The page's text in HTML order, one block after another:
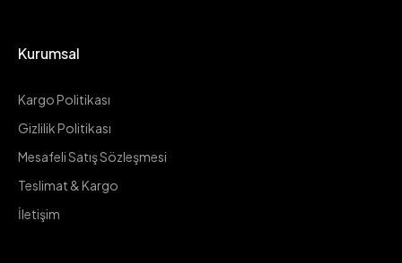
Kurumsal
Kargo Politikası
Gizlilik Politikası
Mesafeli Satış Sözleşmesi
Teslimat & Kargo
İletişim